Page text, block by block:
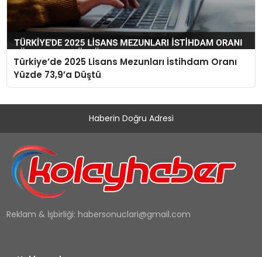
Türkiye’de 2025 Lisans Mezunları İstihdam Oranı
Yüzde 73,9’a Düştü
Haberin Doğru Adresi
Reklam & İşbirliği: habersonuclari@gmail.com